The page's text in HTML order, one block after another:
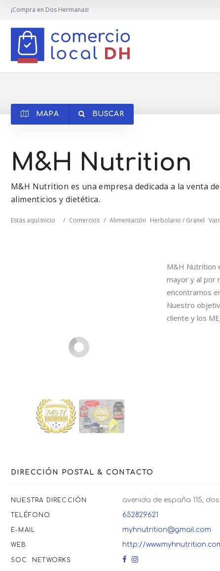
¡Compra en Dos Hermanas!
MAPA BUSCAR
M&H Nutrition
M&H Nutrition es una empresa dedicada a la venta
alimenticios y dietética.
Estás aquí:Inicio / Comercios / Alimentación Herbolario / Granel
M&H Nutrition
mayor y al por
encontramos
Nuestro
cliente y los
DIRECCIÓN POSTAL & CONTACTO
NUESTRA DIRECCIÓN avenida de españa 115,
TELÉFONO 652829621
E-MAIL myhnutrition@gmail.com
WEB http://
SOC. NETWORKS